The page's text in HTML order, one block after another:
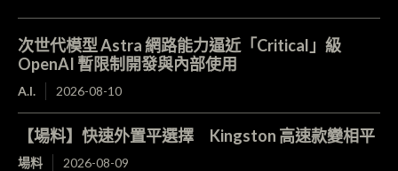
次世代模型 Astra 網路能力逼近「Critical」級
OpenAI 暫限制開發與內部使用
A.I. 2026-08-10
【場料】快速外置平選擇 Kingston 高速款變相平
場料 2026-08-09